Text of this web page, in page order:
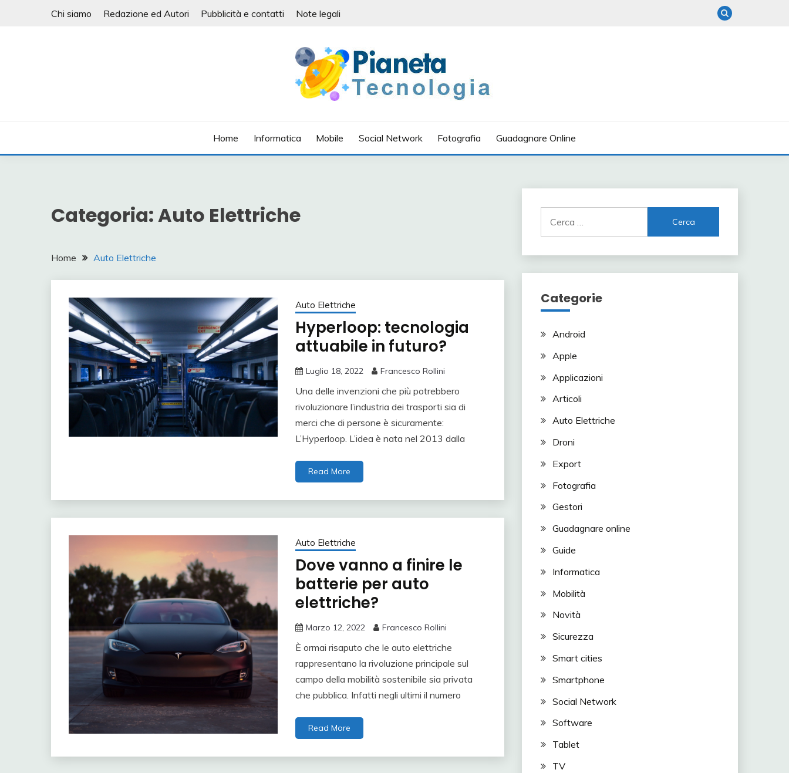
Chi siamo Redazione ed Autori Pubblicità e contatti Note legali
Home Informatica Mobile Social Network Fotografia Guadagnare Online
Categoria:Auto Elettriche
Home Auto Elettriche
Auto Elettriche
Hyperloop: tecnologia
attuabile in futuro?
Luglio 18, 2022 Francesco Rollini
Una delle invenzioni che più potrebbero
rivoluzionare l’industria dei trasporti sia di
merci che di persone è sicuramente:
L’Hyperloop. L’idea è nata nel 2013 dalla
Read More
Auto Elettriche
Dove vanno a finire le
batterie per auto
elettriche?
Marzo 12, 2022 Francesco Rollini
È ormai risaputo che le auto elettriche
rappresentano la rivoluzione principale sul
campo della mobilità sostenibile sia privata
che pubblica. Infatti negli ultimi il numero
Read More
per:
Categorie
Android
Apple
Applicazioni
Articoli
Auto Elettriche
Droni
Export
Fotografia
Gestori
Guadagnare online
Guide
Informatica
Mobilità
Novità
Sicurezza
Smart cities
Smartphone
Social Network
Software
Tablet
TV